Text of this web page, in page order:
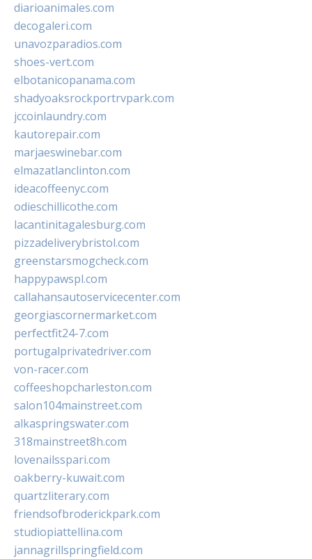
diarioanimales.com
decogaleri.com
unavozparadios.com
shoes-vert.com
elbotanicopanama.com
shadyoaksrockportrvpark.com
jccoinlaundry.com
kautorepair.com
marjaeswinebar.com
elmazatlanclinton.com
ideacoffeenyc.com
odieschillicothe.com
lacantinitagalesburg.com
pizzadeliverybristol.com
greenstarsmogcheck.com
happypawspl.com
callahansautoservicecenter.com
georgiascornermarket.com
perfectfit24-7.com
portugalprivatedriver.com
von-racer.com
coffeeshopcharleston.com
salon104mainstreet.com
alkaspringswater.com
318mainstreet8h.com
lovenailsspari.com
oakberry-kuwait.com
quartzliterary.com
friendsofbroderickpark.com
studiopiattellina.com
jannagrillspringfield.com